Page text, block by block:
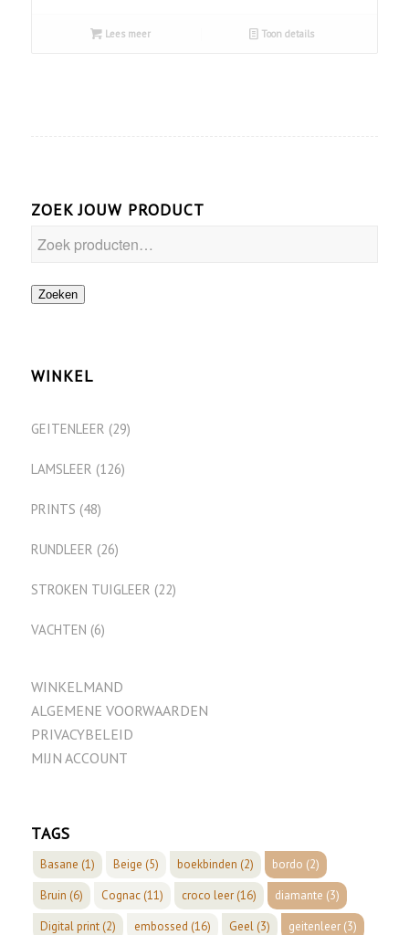
Lees meer Toon details
ZOEK JOUW PRODUCT
Zoeken
WINKEL
GEITENLEER (29)
LAMSLEER (126)
PRINTS (48)
RUNDLEER (26)
STROKEN TUIGLEER (22)
VACHTEN (6)
WINKELMAND
ALGEMENE VOORWAARDEN
PRIVACYBELEID
MIJN ACCOUNT
TAGS
Basane (1) Beige (5) boekbinden (2) bordo (2)
Bruin (6) Cognac(11) croco leer(16) diamante (3)
Digital print(2) embossed (16) Geel(3) geitenleer(3)